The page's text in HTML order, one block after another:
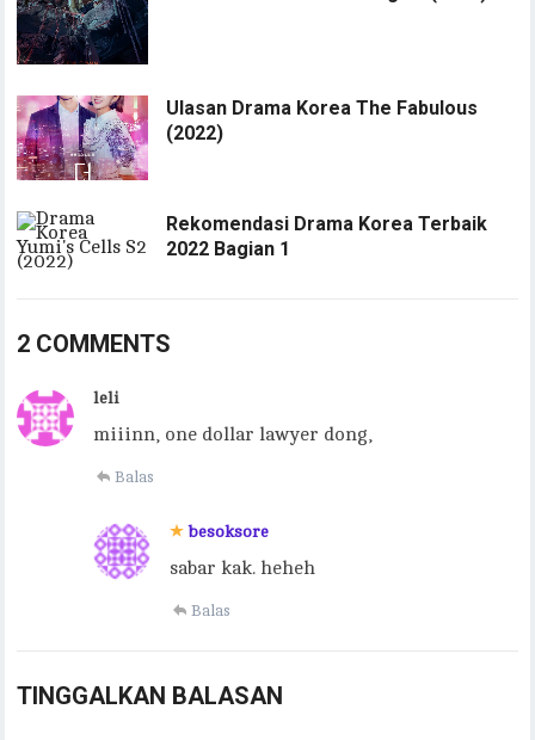
Ulasan Drama Korea The Fabulous
(2022)
Rekomendasi Drama Korea Terbaik
2022 Bagian 1
2 COMMENTS
leli
miiinn, one dollar lawyer dong,
Balas
besoksore
sabar kak. heheh
Balas
TINGGALKAN BALASAN